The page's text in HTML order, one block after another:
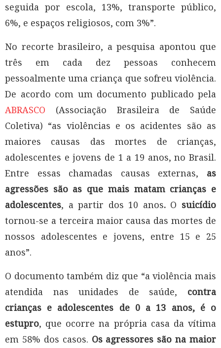
seguida por escola, 13%, transporte público,
6%, e espaços religiosos, com 3%”.
No recorte brasileiro, a pesquisa apontou que
três em cada dez pessoas conhecem
pessoalmente uma criança que sofreu violência.
De acordo com um documento publicado pela
ABRASCO (Associação Brasileira de Saúde
Coletiva) “as violências e os acidentes são as
maiores causas das mortes de crianças,
adolescentes e jovens de 1 a 19 anos, no Brasil.
Entre essas chamadas causas externas, as
agressões são as que mais matam crianças e
adolescentes, a partir dos 10 anos.O suicídio
tornou-se a terceira maior causa das mortes de
nossos adolescentes e jovens, entre 15 e 25
anos”.
O documento também diz que “a violência mais
atendida nas unidades de saúde, contra
crianças e adolescentes de 0 a 13 anos, é o
estupro, que ocorre na própria casa da vítima
em 58% dos casos. Os agressores são na maior